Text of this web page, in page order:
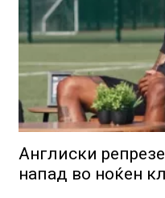
Англиски
напад во ноќен